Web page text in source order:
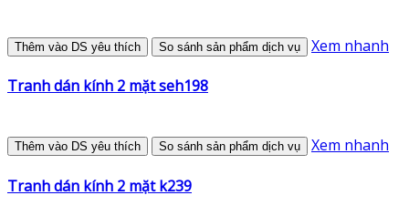
Thêm vào DS yêu thích So sánh sản phẩm dịch vụ Xem nhanh
Tranh dán kính 2 mặt seh198
Thêm vào DS yêu thích So sánh sản phẩm dịch vụ Xem nhanh
Tranh dán kính 2 mặt k239